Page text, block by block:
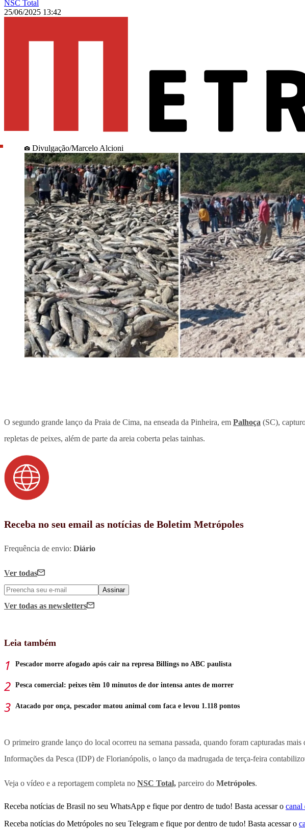
NSC Total
25/06/2025 13:42
Divulgação/Marcelo Alcioni
O segundo grande lanço da Praia de Cima, na enseada da Pinheira, em Palhoça (SC),
repletas de peixes, além de parte da areia coberta pelas tainhas.
Receba no seu email as notícias de Boletim Metrópoles
Frequência de envio: Diário
Ver todas
Assinar
Ver todas as newsletters
Leia também
Pescador morre afogado após cair na represa Billings no ABC paulista
Pesca comercial: peixes têm 10 minutos de dor intensa antes de morrer
Atacado por onça, pescador matou animal com faca e levou 1.118 pontos
O primeiro grande lanço do local ocorreu na semana passada, quando foram capturadas
Informações da Pesca (IDP) de Florianópolis, o lanço da madrugada de terça-feira
Veja o vídeo e a reportagem completa no NSC Total, parceiro do Metrópoles.
Receba notícias de Brasil no seu WhatsApp e fique por dentro de tudo! Basta acessar o canal
Receba notícias do Metrópoles no seu Telegram e fique por dentro de tudo! Basta acessar o